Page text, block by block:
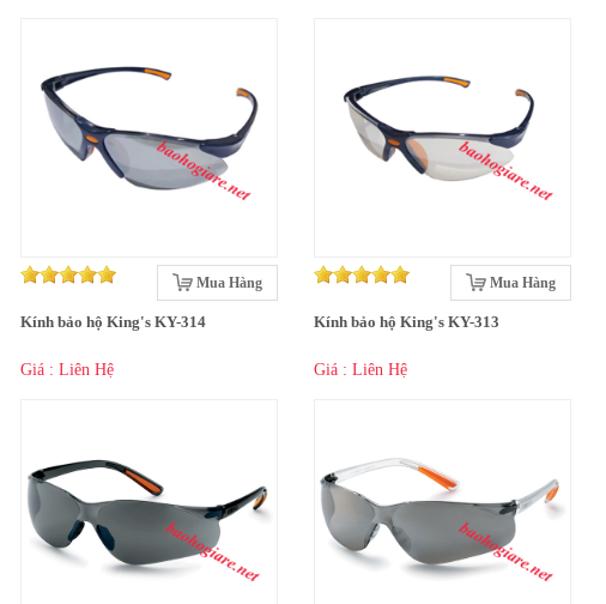
Mua Hàng
Kính bảo hộ King's KY-314
Giá : Liên Hệ
Mua Hàng
Kính bảo hộ King's KY-313
Giá : Liên Hệ